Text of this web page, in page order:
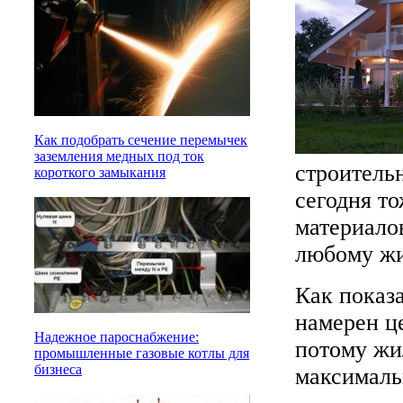
Как подобрать сечение перемычек
заземления медных под ток
короткого замыкания
Надежное пароснабжение:
промышленные газовые котлы для
бизнеса
сегодня
любому
Как
намерен
потому